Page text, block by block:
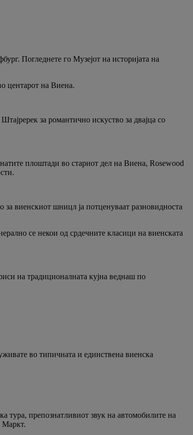
Погледнете го Музејот на историјата на
центарот на Виена.
за романтично искуство за двајца со
плоштади во стариот дел на Виена, Rosewood
виенскиот шницл ја потценуваат разновидноста
се некои од срдечните класици на виенската
на традиционалната кујна веднаш по
во типичната и единствена виенска
тура, препознатливиот звук на автомобилите на
Маркт.